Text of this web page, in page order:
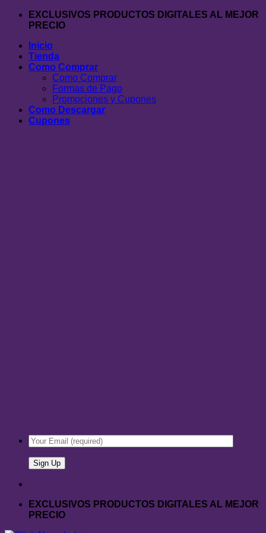
Saltar
EXCLUSIVOS PRODUCTOS DIGITALES AL MEJOR
PRECIO
Inicio
Tienda
Como Comprar
Como Comprar
Formas de Pago
Promociones y Cupones
Como Descargar
Cupones
EXCLUSIVOS PRODUCTOS DIGITALES AL MEJOR
PRECIO